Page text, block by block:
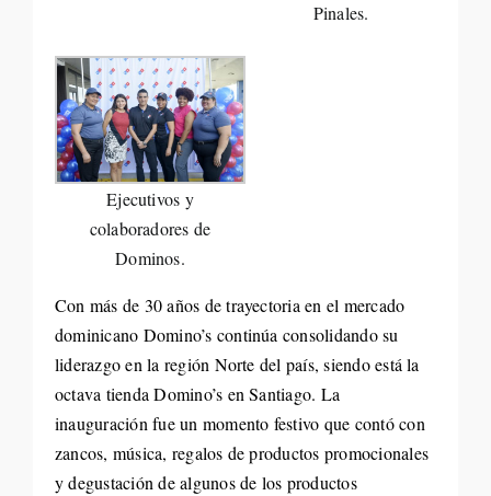
Pinales.
Ejecutivos y
colaboradores de
Dominos.
Con más de 30 años de trayectoria en el mercado
dominicano Domino’s continúa consolidando su
liderazgo en la región Norte del país, siendo está la
octava tienda Domino’s en Santiago. La
inauguración fue un momento festivo que contó con
zancos, música, regalos de productos promocionales
y degustación de algunos de los productos